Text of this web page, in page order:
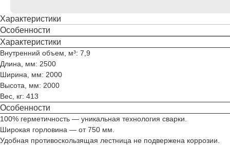
Характеристики
Особенности
Характеристики
Внутренний объем, м³: 7,9
Длина, мм: 2500
Ширина, мм: 2000
Высота, мм: 2000
Вес, кг: 413
Особенности
100% герметичность — уникальная технология сварки.
Широкая горловина — от 750 мм.
Удобная противоскользящая лестница не подвержена коррозии.